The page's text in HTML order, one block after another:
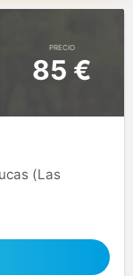
PRECIO
85 €
(Las